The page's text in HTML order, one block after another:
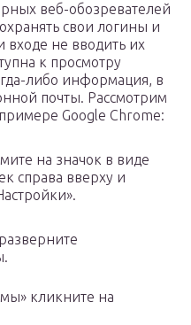
веб-обозревателей
свои логины и
не вводить их
к просмотру
либо информация, в
почты. Рассмотрим
Google Chrome:
на значок в виде
справа вверху и
кликните на